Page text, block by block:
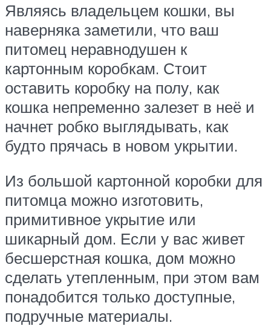
Являясь владельцем кошки, вы
наверняка заметили, что ваш
питомец неравнодушен к
картонным коробкам. Стоит
оставить коробку на полу, как
кошка непременно залезет в неё и
начнет робко выглядывать, как
будто прячась в новом укрытии.
Из большой картонной коробки для
питомца можно изготовить,
примитивное укрытие или
шикарный дом. Если у вас живет
бесшерстная кошка, дом можно
сделать утепленным, при этом вам
понадобится только доступные,
подручные материалы.